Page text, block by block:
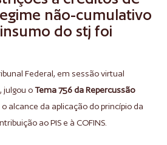
não-cumulativo
do stj foi
Federal, em sessão virtual
julgou oTema 756 da Repercussão
alcance da aplicação do princípio da
ao PIS e à COFINS.